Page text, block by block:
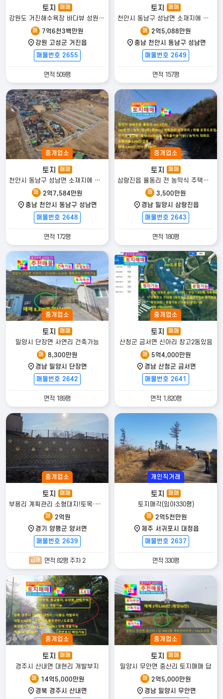
토지 매매
강원도 거진해수욕장 바다뷰 성원오션상떼빌 인근 토지
매 7억6천3백만원
강원 고성군 거진읍
매물번호 2655
면적 509평
토지 매매
천안시 동남구 성남면 소재지에 위치한 대지 매매!!
매
2억5,088만원
충남 천안시 동남구 성남면
매물번호 2649
면적 157평
중개업소
토지 매매
천안시 동남구 성남면 소재지에 위치한 대지 매매!!
매 2억7,584만원
충남 천안시 동남구 성남면
매물번호 2648
면적 172평
중개업소
토지 매매
삼랑진읍 율동리 전 농막식 주택있음
매
3,500만원
경남 밀양시 삼랑진읍
매물번호 2643
면적 180평
중개업소
토지 매매
밀양시 단장면 사연리 건축가능
매 8,300만원
경남 밀양시 단장면
매물번호 2642
면적 189평
중개업소
토지 매매
산청군 금서면 신아리 창고2동있음
매
5억4,000만원
경남 산청군 금서면
매물번호 2641
면적 1,820평
중개업소
토지 매매
부용리 계획관리 소형대지!토목·주차박스 완료, 두물머리IC 양수역이용권
매 2억원
경기 양평군 양서면
매물번호 2639
급매 면적 82평 주차 2
개인직거래
토지 매매
토지매각(임야330평)
매
2억5천만원
제주 서귀포시 대정읍
매물번호 2637
면적 330평
중개업소
토지 매매
경주시 산내면 대현리 개발부지
매 14억5,000만원
경북 경주시 산내면
중개업소
토지 매매
밀양시 무안면 중산리 토지매매 답
매
2억5,000만원
경남 밀양시 무안면